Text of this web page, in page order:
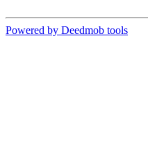
Powered by Deedmob tools